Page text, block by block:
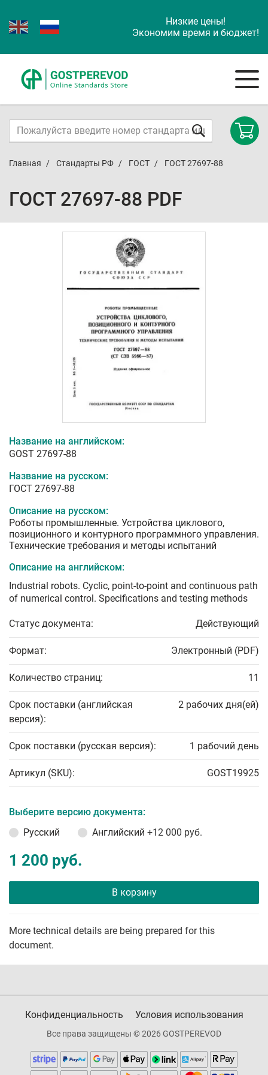
Низкие цены!
Экономим время и бюджет!
Главная Стандарты РФ ГОСТ ГОСТ 27697-88
ГОСТ 27697-88 PDF
Название на английском:
GOST 27697-88
Название на русском:
ГОСТ 27697-88
Описание на русском:
Роботы промышленные. Устройства циклового,
позиционного и контурного программного управления.
Технические требования и методы испытаний
Описание на английском:
Industrial robots. Cyclic, point-to-point and continuous path
of numerical control. Specifications and testing methods
Статус документа: Действующий
Формат: Электронный (PDF)
Количество страниц: 11
Срок поставки (английская
версия):
2 рабочих дня(ей)
Срок поставки (русская версия): 1 рабочий день
Артикул (SKU): GOST19925
Выберите версию документа:
Русский
Английский +12 000 руб.
1 200 руб.
В корзину
More technical details are being prepared for this
document.
Конфиденциальность Условия использования
Все права защищены © 2026 GOSTPEREVOD